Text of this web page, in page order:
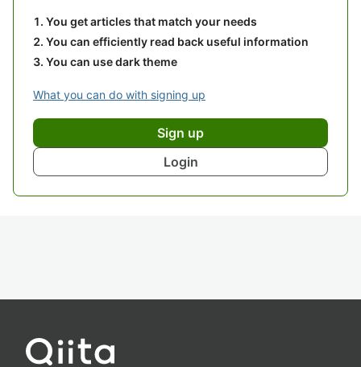
You get articles that match your needs
You can efficiently read back useful information
You can use dark theme
What you can do with signing up
Sign up
Login